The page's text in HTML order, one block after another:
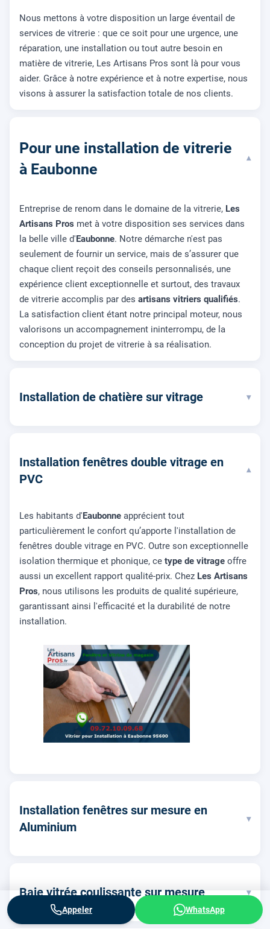
Nous mettons à votre disposition un large éventail de
services de vitrerie : que ce soit pour une urgence, une
réparation, une installation ou tout autre besoin en
matière de vitrerie, Les Artisans Pros sont là pour vous
aider. Grâce à notre expérience et à notre expertise, nous
visons à assurer la satisfaction totale de nos clients.
Pour une installation de vitrerie
à Eaubonne
▾
Entreprise de renom dans le domaine de la vitrerie, Les
Artisans Pros met à votre disposition ses services dans
la belle ville d'Eaubonne. Notre démarche n'est pas
seulement de fournir un service, mais de s’assurer que
chaque client reçoit des conseils personnalisés, une
expérience client exceptionnelle et surtout, des travaux
de vitrerie accomplis par des artisans vitriers qualifiés.
La satisfaction client étant notre principal moteur, nous
valorisons un accompagnement ininterrompu, de la
conception du projet de vitrerie à sa réalisation.
Installation de chatière sur vitrage ▾
Installation fenêtres double vitrage en
PVC
▾
Les habitants d'Eaubonne apprécient tout
particulièrement le confort qu’apporte l'installation de
fenêtres double vitrage en PVC. Outre son exceptionnelle
isolation thermique et phonique, ce type de vitrage offre
aussi un excellent rapport qualité-prix. Chez Les Artisans
Pros, nous utilisons les produits de qualité supérieure,
garantissant ainsi l'efficacité et la durabilité de notre
installation.
Installation fenêtres sur mesure en
Aluminium
▾
Baie vitrée coulissante sur mesure
▾
Appeler
WhatsApp